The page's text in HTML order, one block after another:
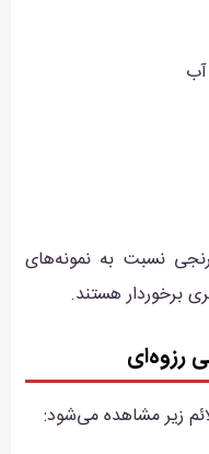
نسبت به نمونه‌های
برخوردار هستند.
رزوه‌ای
زیر مشاهده می‌شود: